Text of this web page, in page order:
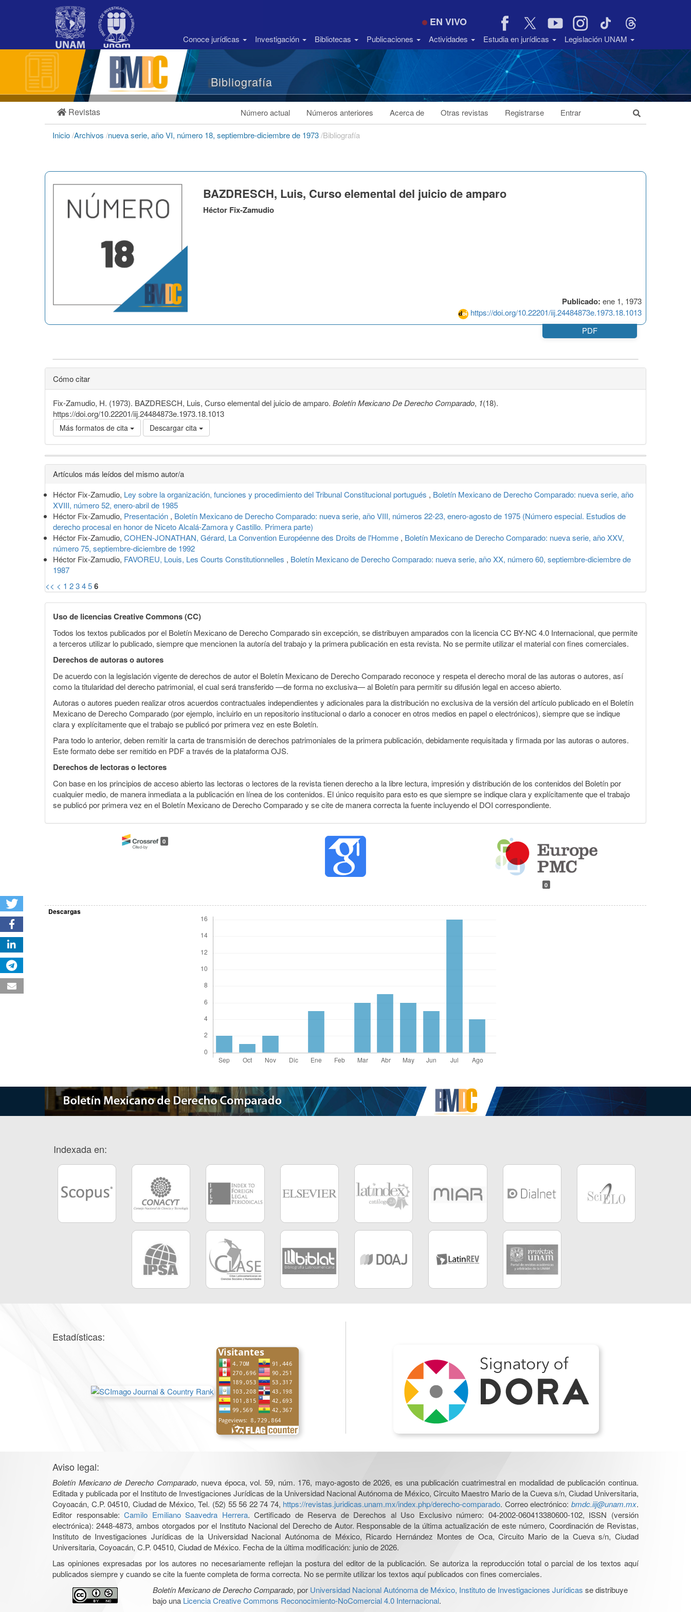
Barra
EN VIVO
Conoce jurídicas Investigación Bibliotecas Publicaciones Actividades Estudia en jurídicas Legislación UNAM
Bibliografía
Revistas Número actual Números anteriores Acerca de Otras revistas Registrarse Entrar
Inicio/Archivos /nueva serie, año VI, número 18, septiembre-diciembre de 1973/Bibliografía
Publicado: ene 1, 1973
https://doi.org/10.22201/iij.24484873e.1973.18.1013
BAZDRESCH, Luis, Curso elemental del juicio de amparo
Héctor Fix-Zamudio
PDF
Cómo citar
Fix-Zamudio, H. (1973). BAZDRESCH, Luis, Curso elemental del juicio de amparo. Boletín Mexicano De Derecho Comparado, 1(18).
https://doi.org/10.22201/iij.24484873e.1973.18.1013
Más formatos de cita Descargar cita
Detalles
del
artículo
Artículos más leídos del mismo autor/a
Héctor Fix-Zamudio, Ley sobre la organización, funciones y procedimiento del Tribunal Constitucional portugués , Boletín Mexicano de Derecho Comparado: nueva serie, año
XVIII, número 52, enero-abril de 1985
Héctor Fix-Zamudio, Presentación , Boletín Mexicano de Derecho Comparado: nueva serie, año VIII, números 22-23, enero-agosto de 1975 (Número especial. Estudios de
derecho procesal en honor de Niceto Alcalá-Zamora y Castillo. Primera parte)
Héctor Fix-Zamudio, COHEN-JONATHAN, Gérard, La Convention Européenne des Droits de l'Homme , Boletín Mexicano de Derecho Comparado: nueva serie, año XXV,
número 75, septiembre-diciembre de 1992
Héctor Fix-Zamudio, FAVOREU, Louis, Les Courts Constitutionnelles , Boletín Mexicano de Derecho Comparado: nueva serie, año XX, número 60, septiembre-diciembre de
1987
<< < 1 23456
Uso de licencias Creative Commons (CC)
Todos los textos publicados por el Boletín Mexicano de Derecho Comparado sin excepción, se distribuyen amparados con la licencia CC BY-NC 4.0 Internacional, que permite
a terceros utilizar lo publicado, siempre que mencionen la autoría del trabajo y la primera publicación en esta revista. No se permite utilizar el material con fines comerciales.
Derechos de autoras o autores
De acuerdo con la legislación vigente de derechos de autor el Boletín Mexicano de Derecho Comparado reconoce y respeta el derecho moral de las autoras o autores, así
como la titularidad del derecho patrimonial, el cual será transferido —de forma no exclusiva— al Boletín para permitir su difusión legal en acceso abierto.
Autoras o autores pueden realizar otros acuerdos contractuales independientes y adicionales para la distribución no exclusiva de la versión del artículo publicado en el Boletín
Mexicano de Derecho Comparado (por ejemplo, incluirlo en un repositorio institucional o darlo a conocer en otros medios en papel o electrónicos), siempre que se indique
clara y explícitamente que el trabajo se publicó por primera vez en este Boletín.
Para todo lo anterior, deben remitir la carta de transmisión de derechos patrimoniales de la primera publicación, debidamente requisitada y firmada por las autoras o autores.
Este formato debe ser remitido en PDF a través de la plataforma OJS.
Derechos de lectoras o lectores
Con base en los principios de acceso abierto las lectoras o lectores de la revista tienen derecho a la libre lectura, impresión y distribución de los contenidos del Boletín por
cualquier medio, de manera inmediata a la publicación en línea de los contenidos. El único requisito para esto es que siempre se indique clara y explícitamente que el trabajo
se publicó por primera vez en el Boletín Mexicano de Derecho Comparado y se cite de manera correcta la fuente incluyendo el DOI correspondiente.
0
0
Descargas
Indexada en:
Estadísticas:
Aviso legal:
Boletín Mexicano de Derecho Comparado, nueva época, vol. 59, núm. 176, mayo-agosto de 2026, es una publicación cuatrimestral en modalidad de publicación continua.
Editada y publicada por el Instituto de Investigaciones Jurídicas de la Universidad Nacional Autónoma de México, Circuito Maestro Mario de la Cueva s/n, Ciudad Universitaria,
Coyoacán, C.P. 04510, Ciudad de México, Tel. (52) 55 56 22 74 74, https://revistas.juridicas.unam.mx/index.php/derecho-comparado. Correo electrónico: bmdc.iij@unam.mx.
Editor responsable:Camilo Emiliano Saavedra Herrera. Certificado de Reserva de Derechos al Uso Exclusivo número: 04-2002-060413380600-102, ISSN (versión
electrónica): 2448-4873, ambos otorgados por el Instituto Nacional del Derecho de Autor. Responsable de la última actualización de este número, Coordinación de Revistas,
Instituto de Investigaciones Jurídicas de la Universidad Nacional Autónoma de México, Ricardo Hernández Montes de Oca, Circuito Mario de la Cueva s/n, Ciudad
Universitaria, Coyoacán, C.P. 04510, Ciudad de México. Fecha de la última modificación: junio de 2026.
Las opiniones expresadas por los autores no necesariamente reflejan la postura del editor de la publicación. Se autoriza la reproducción total o parcial de los textos aquí
publicados siempre y cuando se cite la fuente completa de forma correcta. No se permite utilizar los textos aquí publicados con fines comerciales.
Boletín Mexicano de Derecho Comparado, por Universidad Nacional Autónoma de México, Instituto de Investigaciones Jurídicas se distribuye
bajo una Licencia Creative Commons Reconocimiento-NoComercial 4.0 Internacional.